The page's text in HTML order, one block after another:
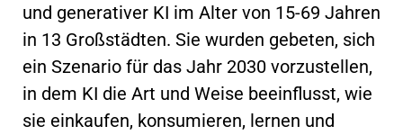
und generativer KI im Alter von 15-69 Jahren
in 13 Großstädten. Sie wurden gebeten, sich
ein Szenario für das Jahr 2030 vorzustellen,
in dem KI die Art und Weise beeinflusst, wie
sie einkaufen, konsumieren, lernen und